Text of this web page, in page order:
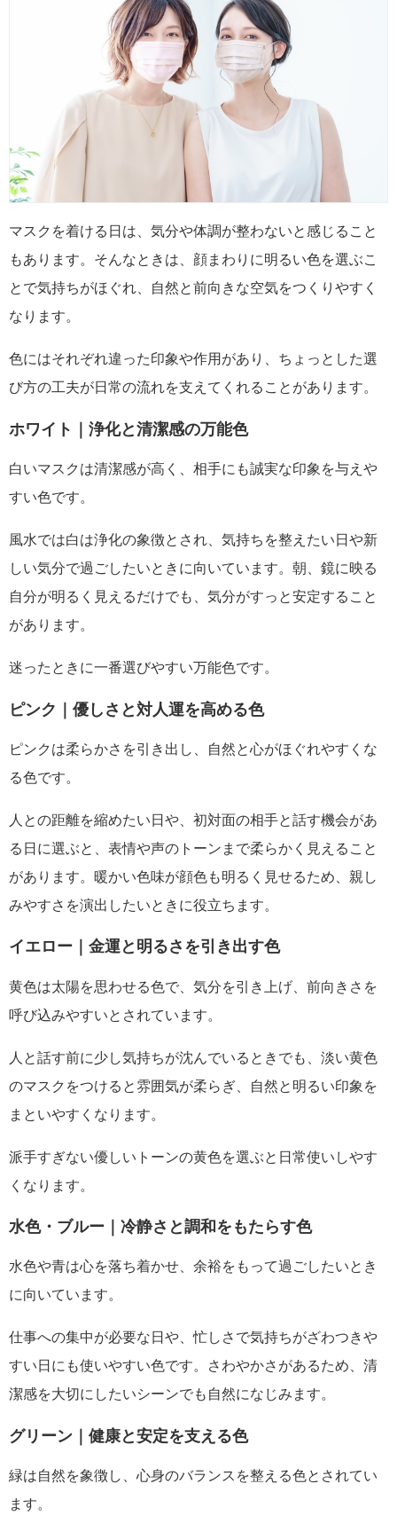
マスクを着ける日は、気分や体調が整わないと感じること
もあります。そんなときは、顔まわりに明るい色を選ぶこ
とで気持ちがほぐれ、自然と前向きな空気をつくりやすく
なります。
色にはそれぞれ違った印象や作用があり、ちょっとした選
び方の工夫が日常の流れを支えてくれることがあります。
ホワイト｜浄化と清潔感の万能色
白いマスクは清潔感が高く、相手にも誠実な印象を与えや
すい色です。
風水では白は浄化の象徴とされ、気持ちを整えたい日や新
しい気分で過ごしたいときに向いています。朝、鏡に映る
自分が明るく見えるだけでも、気分がすっと安定すること
があります。
迷ったときに一番選びやすい万能色です。
ピンク｜優しさと対人運を高める色
ピンクは柔らかさを引き出し、自然と心がほぐれやすくな
る色です。
人との距離を縮めたい日や、初対面の相手と話す機会があ
る日に選ぶと、表情や声のトーンまで柔らかく見えること
があります。暖かい色味が顔色も明るく見せるため、親し
みやすさを演出したいときに役立ちます。
イエロー｜金運と明るさを引き出す色
黄色は太陽を思わせる色で、気分を引き上げ、前向きさを
呼び込みやすいとされています。
人と話す前に少し気持ちが沈んでいるときでも、淡い黄色
のマスクをつけると雰囲気が柔らぎ、自然と明るい印象を
まといやすくなります。
派手すぎない優しいトーンの黄色を選ぶと日常使いしやす
くなります。
水色・ブルー｜冷静さと調和をもたらす色
水色や青は心を落ち着かせ、余裕をもって過ごしたいとき
に向いています。
仕事への集中が必要な日や、忙しさで気持ちがざわつきや
すい日にも使いやすい色です。さわやかさがあるため、清
潔感を大切にしたいシーンでも自然になじみます。
グリーン｜健康と安定を支える色
緑は自然を象徴し、心身のバランスを整える色とされてい
ます。